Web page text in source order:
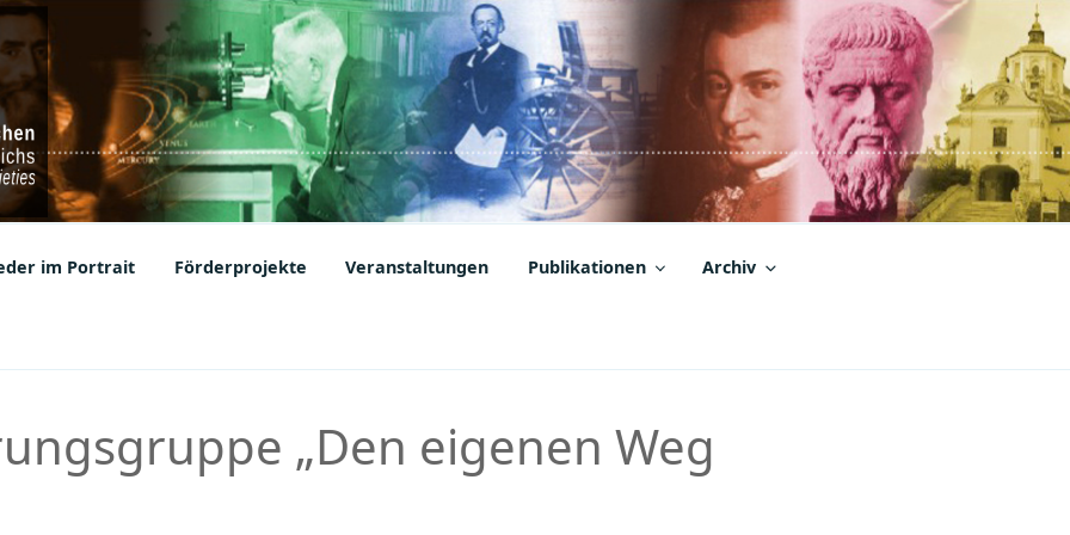
Societies
im Portrait Förderprojekte Veranstaltungen Publikationen Archiv
„Den eigenen Weg